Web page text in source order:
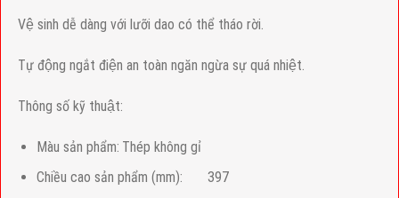
Vệ sinh dễ dàng với lưỡi dao có thể tháo rời.
Tự động ngắt điện an toàn ngăn ngừa sự quá nhiệt.
Thông số kỹ thuật:
Màu sản phẩm: Thép không gỉ
Chiều cao sản phẩm (mm):
397